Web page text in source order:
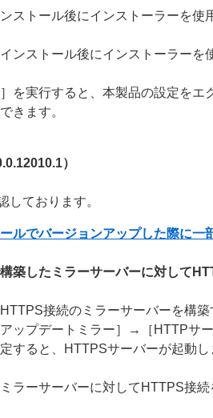
ストール後にインストーラーを
ンストール後にインストーラー
］を実行すると、本製品の設定を
きます。
）
しております。
ールでバージョンアップした際に一
築したミラーサーバーに対して
接続のミラーサーバーを構
ップデートミラー］→［HTTPサ
すると、HTTPSサーバーが起動し
ラーサーバーに対してHTTPS接